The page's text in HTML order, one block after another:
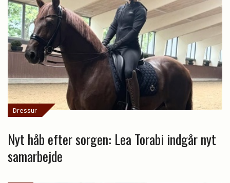
Dressur
Nyt håb efter sorgen: Lea Torabi indgår nyt
samarbejde